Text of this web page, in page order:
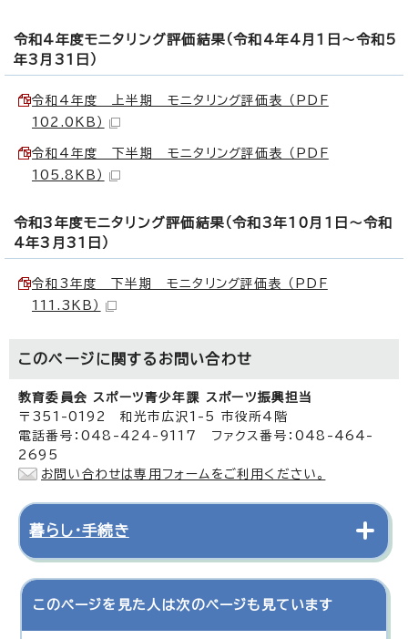
令和4年度モニタリング評価結果（令和4年4月1日～令和5
年3月31日）
令和4年度 上半期 モニタリング評価表 （PDF
102.0KB）
令和4年度 下半期 モニタリング評価表 （PDF
105.8KB）
令和3年度モニタリング評価結果（令和3年10月1日～令和
4年3月31日）
令和3年度 下半期 モニタリング評価表 （PDF
111.3KB）
このページに関する お問い合わせ
教育委員会 スポーツ青少年課 スポーツ振興担当
〒351-0192 和光市広沢1-5 市役所4階
電話番号：048-424-9117 ファクス番号：048-464-
2695
お問い合わせは専用フォームをご利用ください。
暮らし・手続き
このページを見た人は次のページも見ています